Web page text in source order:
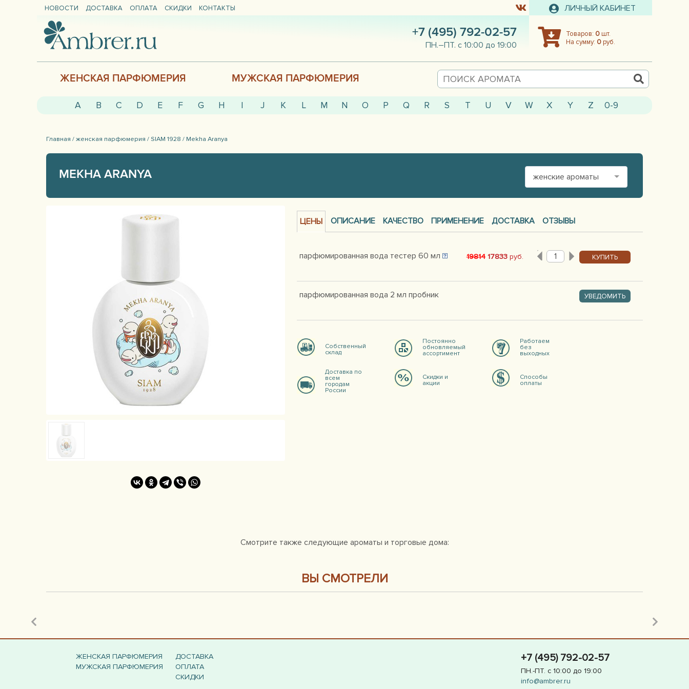
НОВОСТИ ДОСТАВКА ОПЛАТА СКИДКИ КОНТАКТЫ ЛИЧНЫЙ КАБИНЕТ
Товаров: 0шт.
На сумму: 0руб.
+7 (495) 792-02-57
ПН.–ПТ. с 10:00 до 19:00
ЖЕНСКАЯ ПАРФЮМЕРИЯ МУЖСКАЯ ПАРФЮМЕРИЯ
A B C D E F G H I J K L M N O P Q R S T U V W X Y Z 0-9
Главная /женская парфюмерия / SIAM 1928 / Mekha Aranya
MEKHA ARANYA женские ароматы
ЦЕНЫ ОПИСАНИЕ КАЧЕСТВО ПРИМЕНЕНИЕ ДОСТАВКА ОТЗЫВЫ
парфюмированная вода тестер 60 мл 19814 17833руб. КУПИТЬ
парфюмированная вода 2 мл пробник УВЕДОМИТЬ
Собственный
склад
Постоянно
обновляемый
ассортимент
Работаем
без
выходных
Доставка по
всем
городам
России
Скидки и
акции
Способы
оплаты
Смотрите также следующие ароматы и торговые дома:
ВЫ СМОТРЕЛИ
ЖЕНСКАЯ ПАРФЮМЕРИЯ
МУЖСКАЯ ПАРФЮМЕРИЯ
ДОСТАВКА
ОПЛАТА
СКИДКИ
+7 (495) 792-02-57
ПН.-ПТ. с 10:00 до 19:00
info@ambrer.ru